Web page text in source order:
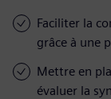
Faciliter la
grâce à une
Mettre en
évaluer la